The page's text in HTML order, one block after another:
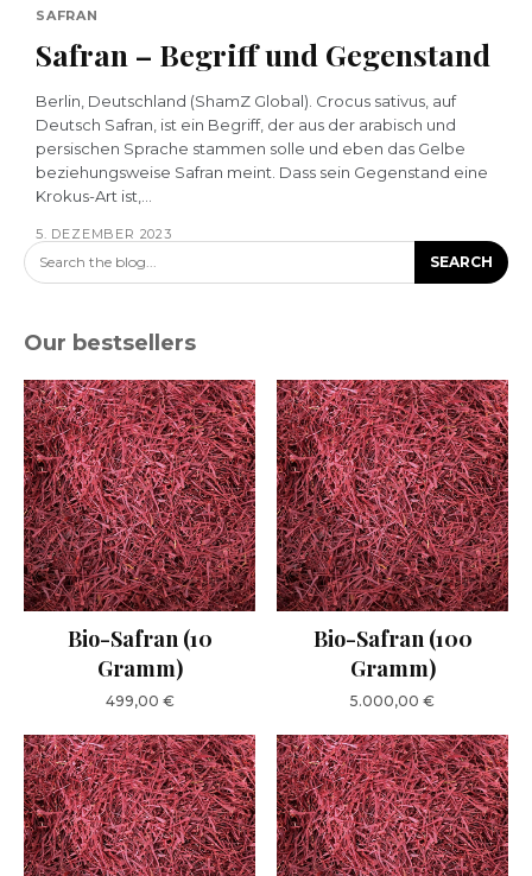
SAFRAN
Safran – Begriff und Gegenstand
Berlin, Deutschland (ShamZ Global). Crocus sativus, auf
Deutsch Safran, ist ein Begriff, der aus der arabisch und
persischen Sprache stammen solle und eben das Gelbe
beziehungsweise Safran meint. Dass sein Gegenstand eine
Krokus-Art ist,...
5. DEZEMBER 2023
Search the blog... SEARCH
Our bestsellers
Bio-Safran (10
Gramm)
499,00 €
Bio-Safran (100
Gramm)
5.000,00 €